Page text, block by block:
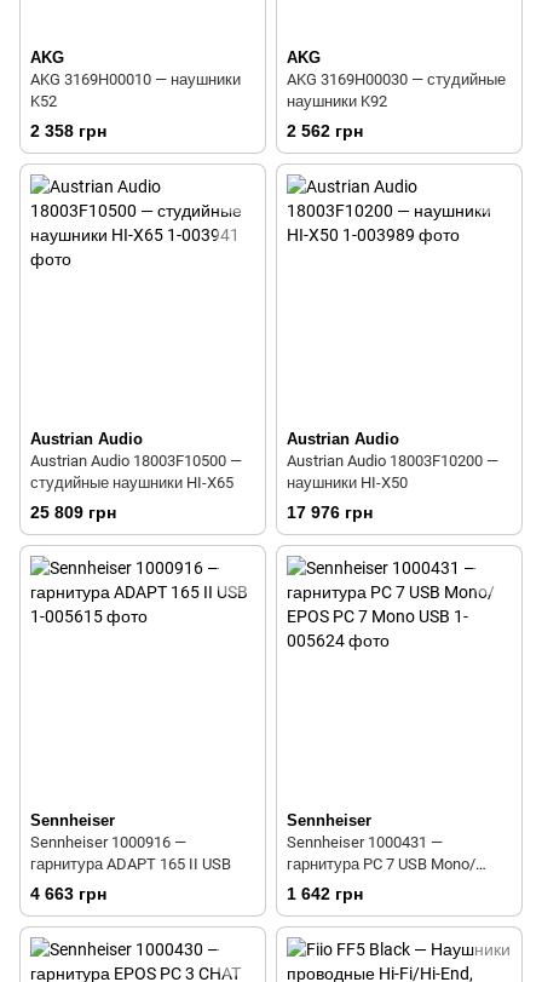
AKG
AKG 3169H00010 — наушники
K52
2 358 грн
AKG
AKG 3169H00030 — студийные
наушники K92
2 562 грн
Austrian Audio
Austrian Audio 18003F10500 —
студийные наушники HI-X65
25 809 грн
Austrian Audio
Austrian Audio 18003F10200 —
наушники HI-X50
17 976 грн
Sennheiser
Sennheiser 1000916 —
гарнитура ADAPT 165 II USB
4 663 грн
Sennheiser
Sennheiser 1000431 —
гарнитура PC 7 USB Mono/
EPOS PC 7 Mono USB
1 642 грн